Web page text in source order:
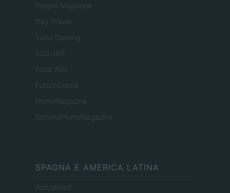
People Magazine
Day Travel
Tutto Gaming
ESG 365
Food Wiki
FuturoDonna
HomeMagazine
SecondHomeMagazine
SPAGNA E AMERICA LATINA
Actualidad